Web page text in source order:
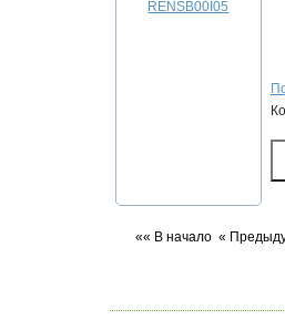
«« В начало «